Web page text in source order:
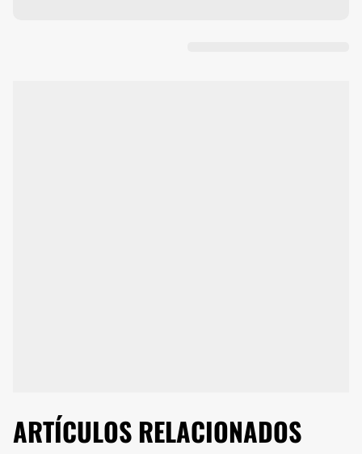
ARTÍCULOS RELACIONADOS